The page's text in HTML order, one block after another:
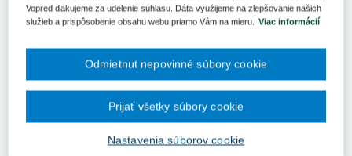
starostlivosti sú pri rokovaniach "vynechávaní z hry". Odborné
rokovania o zdravotníctve podľa nej musia byť s odborníkmi, inak
že zabezpečujú viac ako 60 percent zdravotnej starostlivosti a
okrem starostlivosti o pacientov manažujú a materiálne
zabezpečujú celý chod svojich ambulancií. "Nemáme pracovnú
dobu, po skončení ordinačných hodín trávime čas administratívou
priblížila ASL. Dodala, že všetky vyspelé krajiny sveta si v
dnešnej dobe uvedomujú význam prednemocničnej ambulantnej
Vopred ďakujeme za udelenie súhlasu. Dáta využijeme na zlepšovanie našich
služieb a prispôsobenie obsahu webu priamo Vám na mieru. Viac informácií
Nastavenia súborov cookie
Odmietnut nepovinné súbory cookie
Prijať všetky súbory cookie